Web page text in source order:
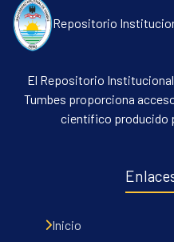
Repositorio
El Repositorio
Tumbes proporciona
científico producido
Inicio